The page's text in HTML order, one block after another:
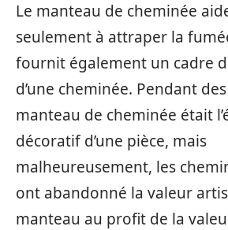
Le manteau de cheminée
seulement à attraper la
fournit également un cadre
d’une cheminée. Pendant
manteau de cheminée était
décoratif d’une pièce, mais
malheureusement, les
ont abandonné la valeur
manteau au profit de la